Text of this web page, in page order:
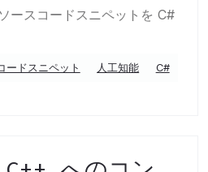
ースコードスニペットを C#
ードスニペット 人工知能
C#